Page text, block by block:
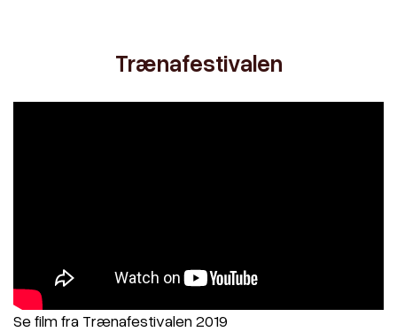
Trænafestivalen
Se film fra Trænafestivalen 2019